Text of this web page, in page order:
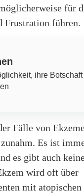
für
Frustration führen.
ihre Botschaft
Fälle von
Es ist
es gibt auch
wird oft über
mit atopischen